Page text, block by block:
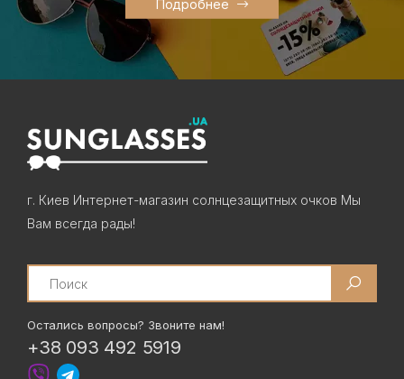
Подробнее
г. Киев Интернет-магазин солнцезащитных очков Мы
Вам всегда рады!
Search
Остались вопросы? Звоните нам!
+38 093 492 5919